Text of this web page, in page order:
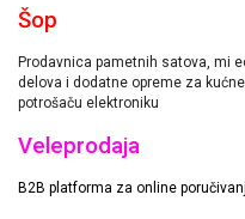
Šop
Prodavnica pametnih satova, mi
delova i dodatne opreme za
potrošaču elektroniku
Veleprodaja
B2B platforma za online